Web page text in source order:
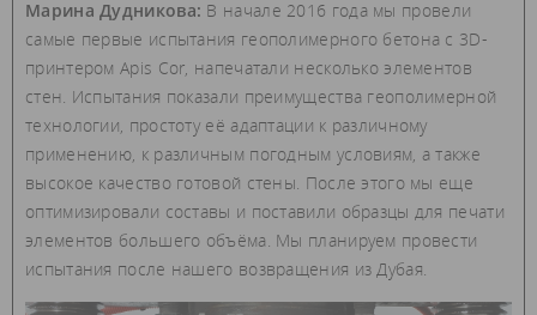
Марина Дудникова: В начале 2016 года мы провели
самые первые испытания геополимерного бетона с 3D-
принтером Apis Cor, напечатали несколько элементов
стен. Испытания показали преимущества геополимерной
технологии, простоту её адаптации к различному
применению, к различным погодным условиям, а также
высокое качество готовой стены. После этого мы еще
оптимизировали составы и поставили образцы для печати
элементов большего объёма. Мы планируем провести
испытания после нашего возвращения из Дубая.